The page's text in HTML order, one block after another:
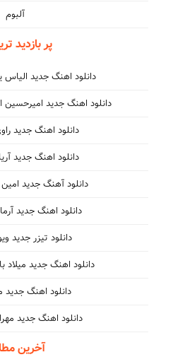
آلبوم
پر بازدید
دانلود اهنگ جدید
دانلود اهنگ جدید
دانلود اهنگ جدید
دانلود اهنگ جدید
دانلود آهنگ جدید
دانلود اهنگ جدید
دانلود تیزر جدید
دانلود اهنگ جدید میلاد
دانلود اهنگ جدید
دانلود اهنگ جدید
آخرین